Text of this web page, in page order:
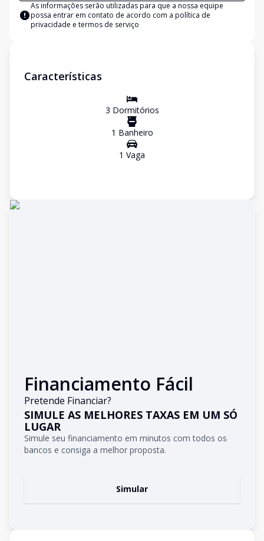
As informações serão utilizadas para que a nossa equipe
possa entrar em contato de acordo com a política de
privacidade e termos de serviço
Características
3 Dormitórios
1 Banheiro
1 Vaga
Financiamento Fácil
Pretende Financiar?
SIMULE AS MELHORES TAXAS EM UM SÓ
LUGAR
Simule seu financiamento em minutos com todos os
bancos e consiga a melhor proposta.
Simular